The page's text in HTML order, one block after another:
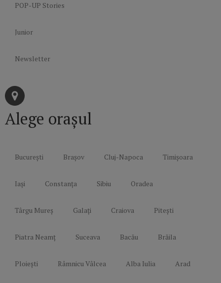
POP-UP Stories
Junior
Newsletter
Alege orașul
București Brașov Cluj-Napoca Timișoara
Iași Constanța Sibiu Oradea
Târgu Mureș Galați Craiova Pitești
Piatra Neamț Suceava Bacău Brăila
Ploiești Râmnicu Vâlcea Alba Iulia Arad